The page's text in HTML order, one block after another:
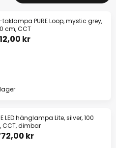
taklampa PURE Loop, mystic grey,
cm, CCT
kr
LED hänglampa Lite, silver, 100
CCT, dimbar
kr